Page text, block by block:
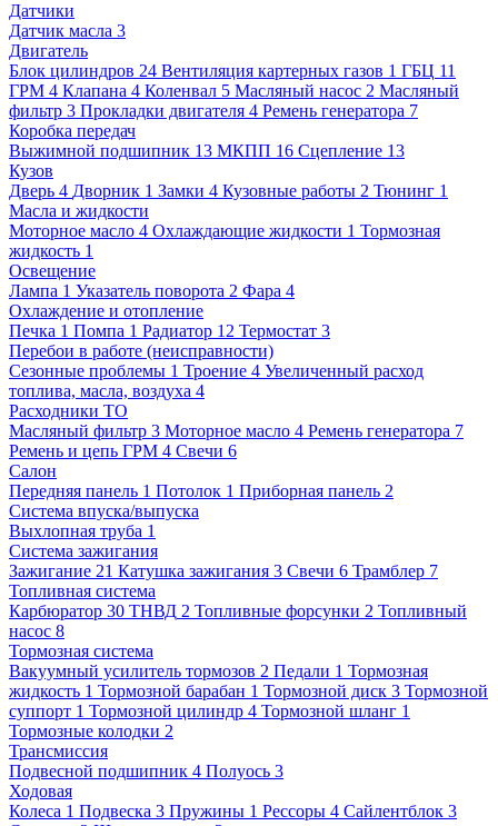
Датчики
Датчик масла 3
Двигатель
Блок цилиндров 24 Вентиляция картерных газов 1 ГБЦ 11
ГРМ 4 Клапана 4 Коленвал 5 Масляный насос 2 Масляный
фильтр 3 Прокладки двигателя 4 Ремень генератора 7
Коробка передач
Выжимной подшипник 13 МКПП 16 Сцепление 13
Кузов
Дверь 4 Дворник 1 Замки 4 Кузовные работы 2 Тюнинг 1
Масла и жидкости
Моторное масло 4 Охлаждающие жидкости 1 Тормозная
жидкость 1
Освещение
Лампа 1 Указатель поворота 2 Фара 4
Охлаждение и отопление
Печка 1 Помпа 1 Радиатор 12 Термостат 3
Перебои в работе (неисправности)
Сезонные проблемы 1 Троение 4 Увеличенный расход
топлива, масла, воздуха 4
Расходники ТО
Масляный фильтр 3 Моторное масло 4 Ремень генератора 7
Ремень и цепь ГРМ 4 Свечи 6
Салон
Передняя панель 1 Потолок 1 Приборная панель 2
Система впуска/выпуска
Выхлопная труба 1
Система зажигания
Зажигание 21 Катушка зажигания 3 Свечи 6 Трамблер 7
Топливная система
Карбюратор 30 ТНВД 2 Топливные форсунки 2 Топливный
насос 8
Тормозная система
Вакуумный усилитель тормозов 2 Педали 1 Тормозная
жидкость 1 Тормозной барабан 1 Тормозной диск 3 Тормозной
суппорт 1 Тормозной цилиндр 4 Тормозной шланг 1
Тормозные колодки 2
Трансмиссия
Подвесной подшипник 4 Полуось 3
Ходовая
Колеса 1 Подвеска 3 Пружины 1 Рессоры 4 Сайлентблок 3